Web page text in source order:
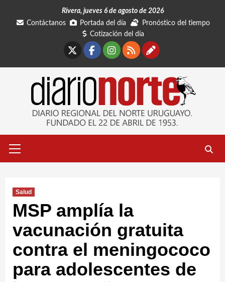
Rivera, jueves 6 de agosto de 2026
Contáctanos
Portada del día
Pronóstico del tiempo
Cotización del día
Facebook
Instagram
RSSContáctanos
primario
Salud
MSP amplía la
vacunación gratuita
contra el meningococo
para adolescentes de